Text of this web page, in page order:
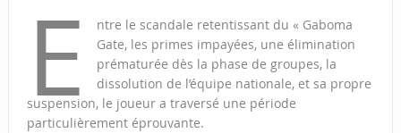
E
ntre le scandale retentissant du « Gaboma
Gate, les primes impayées, une élimination
prématurée dès la phase de groupes, la
dissolution de l’équipe nationale, et sa propre
suspension, le joueur a traversé une période
particulièrement éprouvante.